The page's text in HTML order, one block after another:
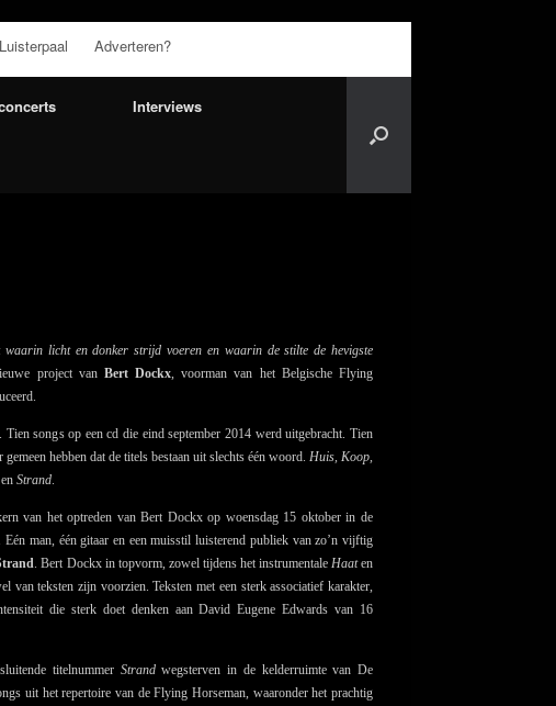
Luisterpaal Adverteren?
Interviews
licht en donker strijd voeren en waarin de stilte de hevigste
project van Bert Dockx , voorman van het Belgische Flying
songs op een cd die eind september 2014 werd uitgebracht. Tien
hebben dat de titels bestaan uit slechts één woord. Huis, Koop,
en Strand
van het optreden van Bert Dockx op woensdag 15 oktober in de
man, één gitaar en een muisstil luisterend publiek van zo’n vijftig
. Bert Dockx in topvorm, zowel tijdens het instrumentale Haaten
van teksten zijn voorzien. Teksten met een sterk associatief karakter,
die sterk doet denken aan David Eugene Edwards van 16
titelnummer Strandwegsterven in de kelderruimte van De
uit het repertoire van de Flying Horseman, waaronder het prachtig